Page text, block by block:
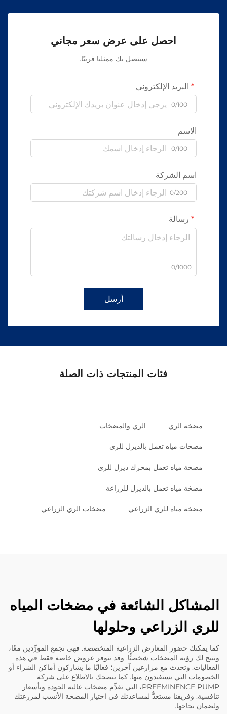
احصل على عرض سعر مجاني
سيتصل بك ممثلنا قريبًا.
البريد الإلكتروني
0/100
الاسم
0/100
اسم الشركة
0/200
رسالة
0/1000
أرسل
فئات المنتجات ذات الصلة
مضخة الري الري والمضخات
مضخات مياه تعمل بالديزل للري
مضخة مياه تعمل بمحرك ديزل للري
مضخة مياه تعمل بالديزل للزراعة
مضخة مياه للري الزراعي مضخات الري الزراعي
المشاكل الشائعة في مضخات المياه
للري الزراعي وحلولها
كما يمكنك حضور المعارض الزراعية المتخصصة. فهي تجمع المورِّدين معًا،
وتتيح لك رؤية المضخات شخصيًّا. وقد تتوفر عروض خاصة فقط في هذه
الفعاليات. وتحدث مع مزارعين آخرين؛ فغالبًا ما يشاركون أماكن الشراء أو
الخصومات التي يستفيدون منها. كما ننصحك بالاطلاع على شركة
PREEMINENCE PUMP، التي تقدِّم مضخات عالية الجودة وبأسعار
تنافسية. وفريقنا مستعدٌّ لمساعدتك في اختيار المضخة الأنسب لمزرعتك
ولضمان نجاحها.